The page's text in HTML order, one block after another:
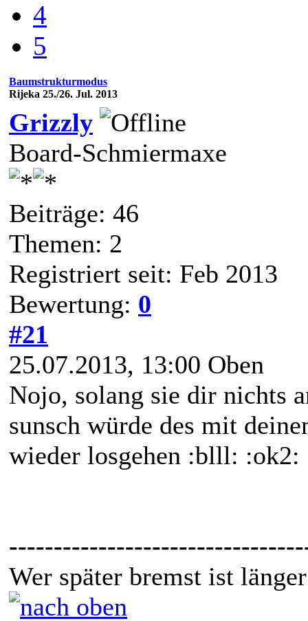
4
5
Baumstrukturmodus
Rijeka 25./26. Jul. 2013
Grizzly
Board-Schmiermaxe
Beiträge: 46
Themen: 2
Registriert seit: Feb 2013
Bewertung: 0
#21
25.07.2013, 13:00 Oben
Nojo, solang sie dir nichts
sunsch würde des mit
wieder losgehen :blll: :ok2:
Wer später bremst ist